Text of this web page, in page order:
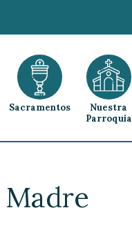
Sacramentos
Nuestra
Parroquia